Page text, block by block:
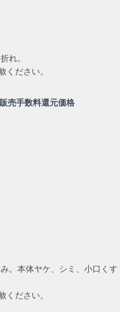
れ。
ください。
売手数料還元価格
。本体ヤケ、シミ、小口くす
ください。